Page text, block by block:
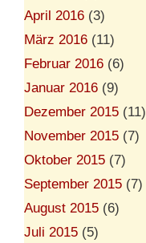
April 2016 (3)
März 2016 (11)
Februar 2016 (6)
Januar 2016 (9)
Dezember 2015 (11)
November 2015 (7)
Oktober 2015 (7)
September 2015 (7)
August 2015 (6)
Juli 2015 (5)